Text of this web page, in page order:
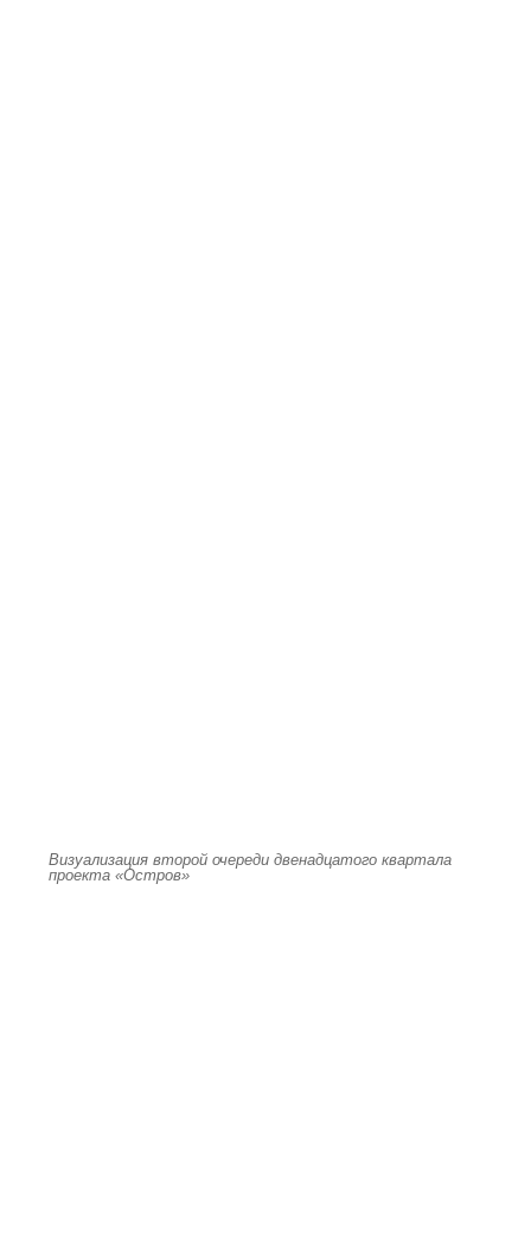
Визуализация второй очереди двенадцатого квартала
проекта «Остров»